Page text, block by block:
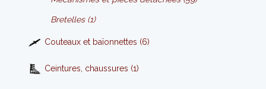
Bretelles (1)
Couteaux et baïonnettes (6)
Ceintures, chaussures (1)